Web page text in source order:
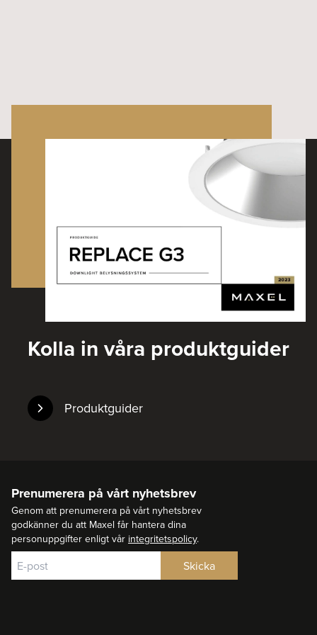
Kolla in våra produktguider
Produktguider
Prenumerera på vårt nyhetsbrev
Genom att prenumerera på vårt nyhetsbrev
godkänner du att Maxel får hantera dina
personuppgifter enligt vår integritetspolicy.